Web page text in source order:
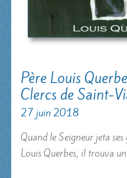
Père Louis
Clercs de Saint-
27 juin 2018
Quand le Seigneur jeta
Louis Querbes, il trouva